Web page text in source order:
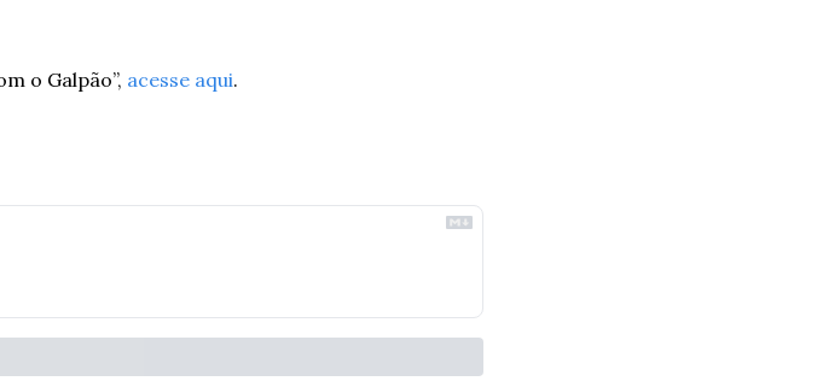
o Galpão”, acesse aqui.